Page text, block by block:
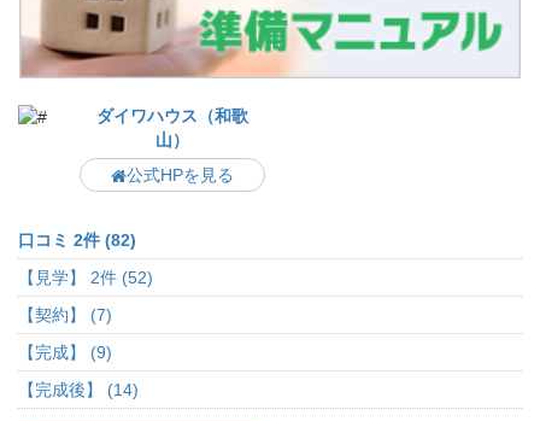
ダイワハウス（和歌
山）
公式HPを見る
口コミ 2件 (82)
【見学】 2件 (52)
【契約】 (7)
【完成】 (9)
【完成後】 (14)